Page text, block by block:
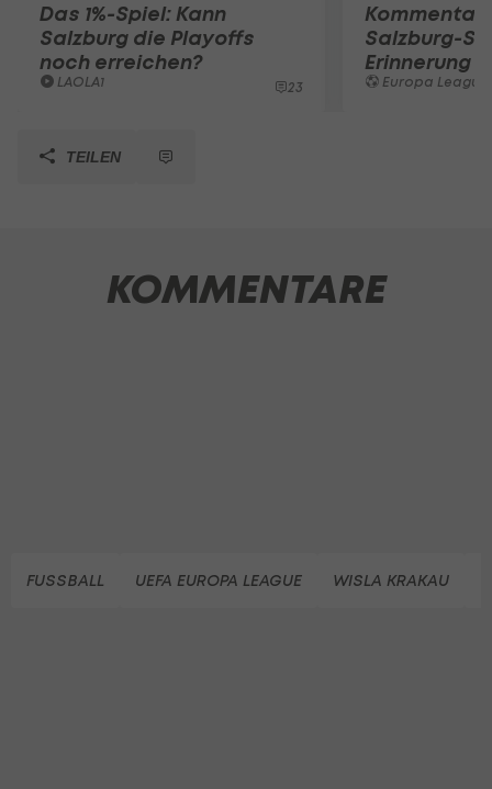
Das 1%-Spiel: Kann
Salzburg die Playoffs
noch erreichen?
LAOLA1 23
Salzburg-
Erinnerung
Europa League
TEILEN
KOMMENTARE
FUSSBALL UEFA EUROPA LEAGUE WISLA KRAKAU